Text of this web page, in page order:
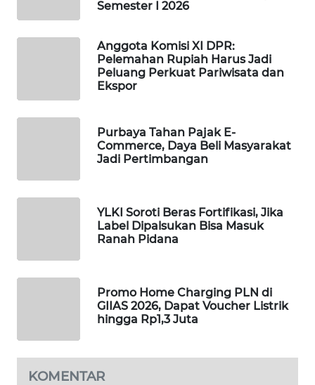
Semester I 2026
Anggota Komisi XI DPR:
Pelemahan Rupiah Harus Jadi
Peluang Perkuat Pariwisata dan
Ekspor
Purbaya Tahan Pajak E-
Commerce, Daya Beli Masyarakat
Jadi Pertimbangan
YLKI Soroti Beras Fortifikasi, Jika
Label Dipalsukan Bisa Masuk
Ranah Pidana
Promo Home Charging PLN di
GIIAS 2026, Dapat Voucher Listrik
hingga Rp1,3 Juta
KOMENTAR
Wahana
Network
MARTABAT
NET